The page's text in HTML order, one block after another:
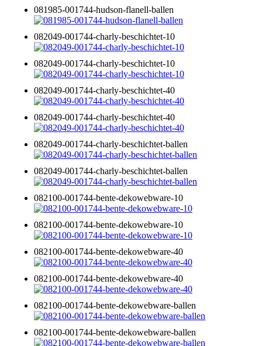
081985-001744-hudson-flanell-ballen
082049-001744-charly-beschichtet-10
082049-001744-charly-beschichtet-10
082049-001744-charly-beschichtet-40
082049-001744-charly-beschichtet-40
082049-001744-charly-beschichtet-ballen
082049-001744-charly-beschichtet-ballen
082100-001744-bente-dekowebware-10
082100-001744-bente-dekowebware-10
082100-001744-bente-dekowebware-40
082100-001744-bente-dekowebware-40
082100-001744-bente-dekowebware-ballen
082100-001744-bente-dekowebware-ballen